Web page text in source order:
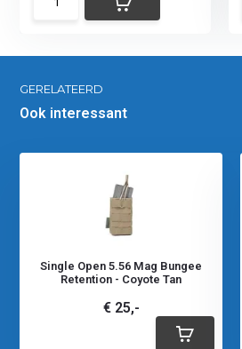
GERELATEERD
Ook interessant
Single Open 5.56 Mag Bungee
Retention - Coyote Tan
€ 25,-